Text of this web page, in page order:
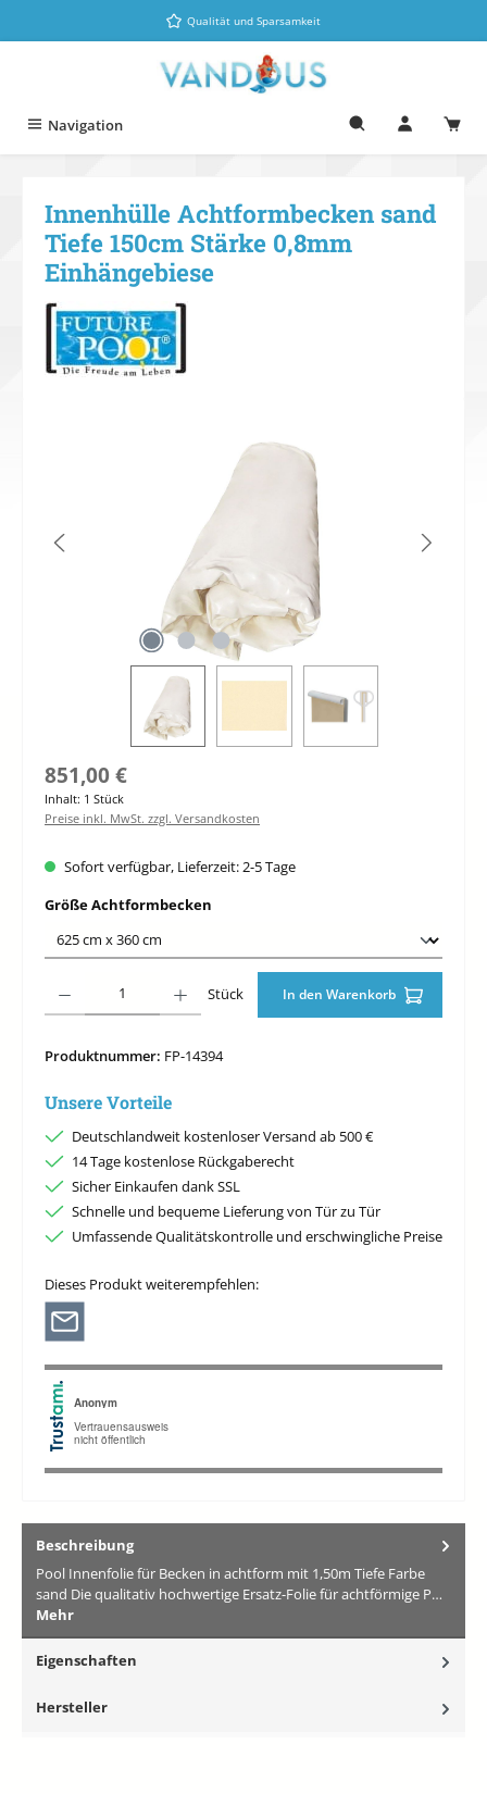
Zum Hauptinhalt springenQualität und Sparsamkeit
Navigation
Innenhülle Achtformbecken sand
Tiefe 150cm Stärke 0,8mm
Einhängebiese
Regulärer Preis:
851,00 €
Inhalt: 1 Stück
Preise inkl. MwSt. zzgl. Versandkosten
Sofort verfügbar, Lieferzeit: 2-5 Tage
Größe Achtformbecken
Stück In den Warenkorb
Produktnummer: FP-14394
Unsere Vorteile
Deutschlandweit kostenloser Versand ab 500 €
14 Tage kostenlose Rückgaberecht
Sicher Einkaufen dank SSL
Schnelle und bequeme Lieferung von Tür zu Tür
Umfassende Qualitätskontrolle und erschwingliche Preise
Dieses Produkt weiterempfehlen:
Beschreibung
Pool Innenfolie für Becken in achtform mit 1,50m Tiefe Farbe
sand Die qualitativ hochwertige Ersatz-Folie für achtförmige P…
Mehr
Eigenschaften
Hersteller